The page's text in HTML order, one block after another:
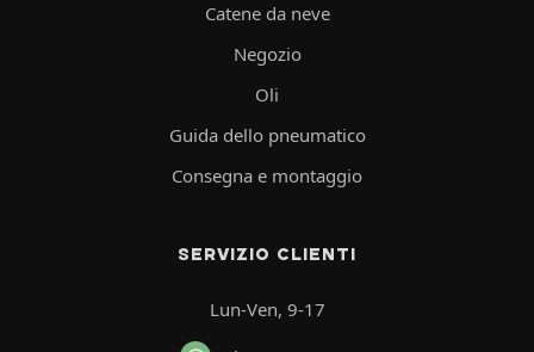
Catene da neve
Negozio
Oli
Guida dello pneumatico
Consegna e montaggio
SERVIZIO CLIENTI
Lun-Ven, 9-17